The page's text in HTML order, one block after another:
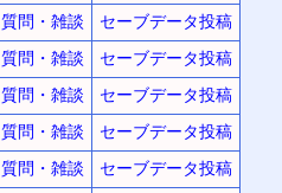
質問・雑談
セーブデータ投稿
質問・雑談
セーブデータ投稿
質問・雑談
セーブデータ投稿
質問・雑談
セーブデータ投稿
質問・雑談
セーブデータ投稿